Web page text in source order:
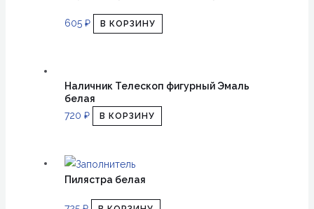
605 ₽ В КОРЗИНУ
Наличник Телескоп фигурный Эмаль
белая
720 ₽ В КОРЗИНУ
Пилястра белая